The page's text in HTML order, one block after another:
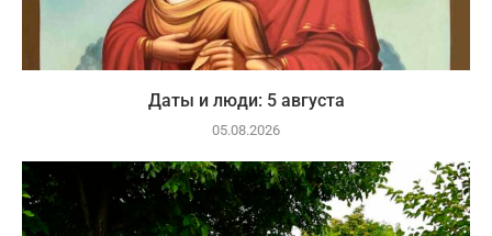
Даты и люди: 5 августа
05.08.2026